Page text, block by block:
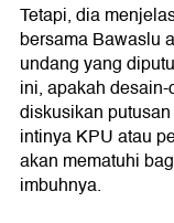
Tetapi, dia
bersama Bawaslu
undang yang
ini, apakah
diskusikan
intinya KPU atau
akan mematuhi
imbuhnya.